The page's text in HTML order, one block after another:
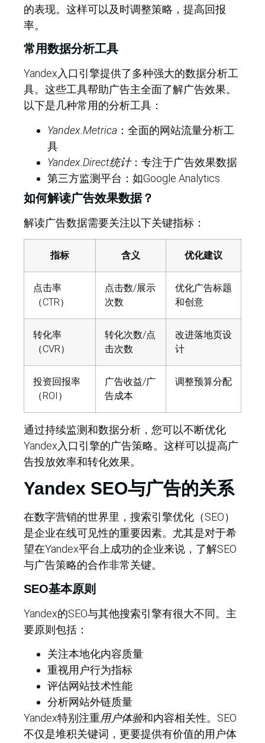
的表现。这样可以及时调整策略，提高回报
率。
常用数据分析工具
Yandex入口引擎提供了多种强大的数据分析工
具。这些工具帮助广告主全面了解广告效果。
以下是几种常用的分析工具：
Yandex.Metrica ：全面的网站流量分析工
具
Yandex.Direct统计：专注于广告效果数据
第三方监测平台：如Google Analytics
如何解读广告效果数据？
解读广告数据需要关注以下关键指标：
指标 含义 优化建议
点击率
（CTR）
点击数/展示
次数
优化广告标题
和创意
转化率
（CVR）
转化次数/点
击次数
改进落地页设
计
投资回报率
（ROI）
广告收益/广
告成本
调整预算分配
通过持续监测和数据分析，您可以不断优化
Yandex入口引擎的广告策略。这样可以提高广
告投放效率和转化效果。
Yandex SEO与广告的关系
在数字营销的世界里，搜索引擎优化（SEO）
是企业在线可见性的重要因素。尤其是对于希
望在Yandex平台上成功的企业来说，了解SEO
与广告策略的合作非常关键。
SEO基本原则
Yandex的SEO与其他搜索引擎有很大不同。主
要原则包括：
关注本地化内容质量
重视用户行为指标
评估网站技术性能
分析网站外链质量
Yandex特别注重用户体验和内容相关性。SEO
不仅是堆积关键词，更要提供有价值的用户体